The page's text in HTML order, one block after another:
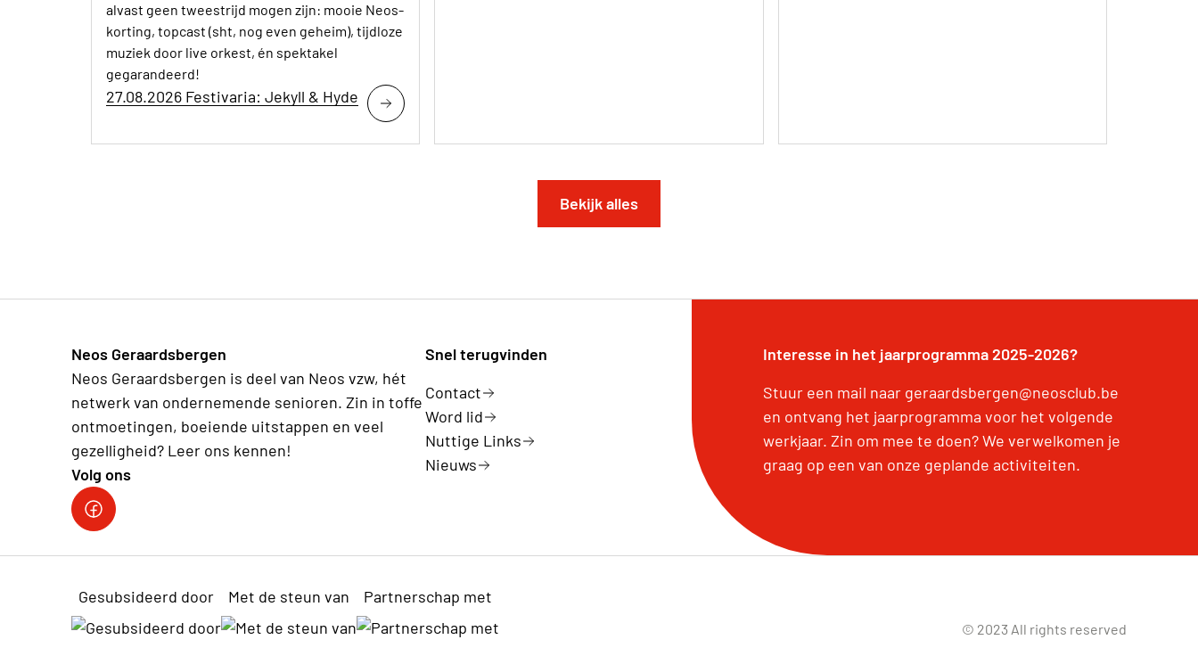
alvast geen tweestrijd mogen zijn: mooie Neos-
korting, topcast (sht, nog even geheim), tijdloze
muziek door live orkest, én spektakel
gegarandeerd!
27.08.2026 Festivaria: Jekyll & Hyde
Bekijk alles
Neos Geraardsbergen
Neos Geraardsbergen is deel van Neos vzw, hét
netwerk van ondernemende senioren. Zin in toffe
ontmoetingen, boeiende uitstappen en veel
gezelligheid? Leer ons kennen!
Volg ons
FACEBOOK
Snel terugvinden
Contact
Word lid
Nuttige Links
Nieuws
Interesse in het jaarprogramma 2025-2026?
Stuur een mail naar geraardsbergen@neosclub.be
en ontvang het jaarprogramma voor het volgende
werkjaar. Zin om mee te doen? We verwelkomen je
graag op een van onze geplande activiteiten.
Gesubsideerd door Met de steun van Partnerschap met
© 2023 All rights reserved